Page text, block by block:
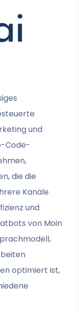
und
Code-
die die
Kanäle
und
von Moin
optimiert ist,